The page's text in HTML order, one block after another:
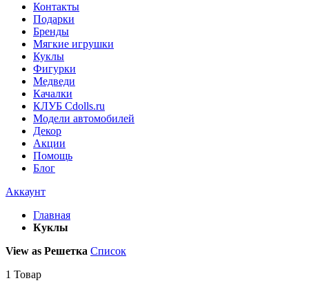
Контакты
Подарки
Бренды
Мягкие игрушки
Куклы
Фигурки
Медведи
Качалки
КЛУБ Cdolls.ru
Модели автомобилей
Декор
Акции
Помощь
Блог
Аккаунт
Главная
Куклы
View as Решетка Список
1 Товар